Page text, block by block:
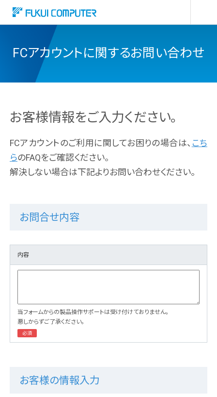
FCアカウントに関するお問い合わせ
お客様情報をご入力ください。
FCアカウントのご利用に関してお困りの場合は、 こち
らのFAQをご確認ください。
解決しない場合は下記よりお問い合わせください。
お問合せ内容
内容
当フォームからの製品操作サポートは受け付けておりません。
悪しからずご了承ください。
お客様の情報入力